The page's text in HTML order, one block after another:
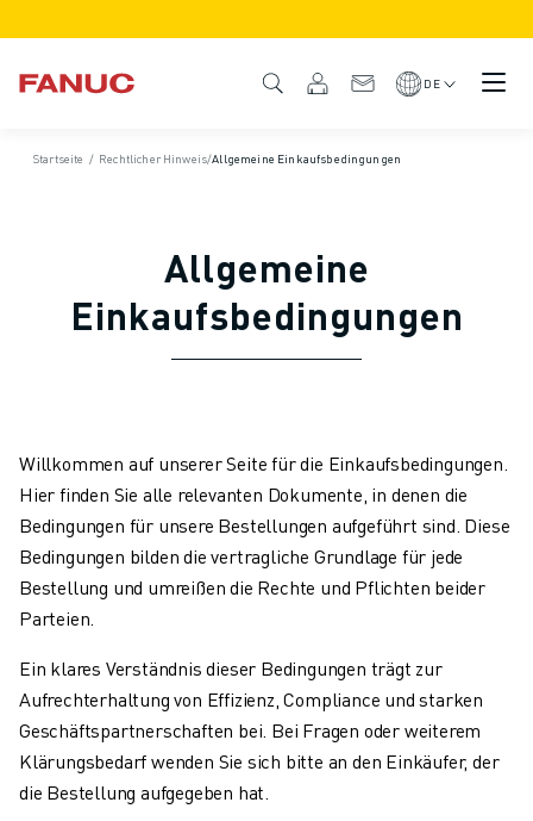
PRODUKTÜBERSICHT
CNC-FUNKTIONEN/OPTIONEN
INDIVIDUALISIERUNG
SIMULATION - DIGITALER ZWILLING
CNC-NACHHALTIGKEIT
ROBOTER
ROBOTERFILTER
INDUSTRIEROBOTER
KOLLABORATIVE ROBOTER
ROBOTERPALETTE
ROBOTER-STEUERUNGEN
ROBOTER-SOFTWARE
SIMULATIONSSOFTWARE
ROBOTIK-PRODUKTE FÜR DEN BILDUNGSBEREICH
ROBOTER-AUTOMATISIERUNG
KOMPAKTE CNC-BEARBEITUNGSZENTREN
DE
Startseite / Rechtlicher Hinweis/Allgemeine Einkaufsbedingungen
Allgemeine
Einkaufsbedingungen
Willkommen auf unserer Seite für die Einkaufsbedingungen.
Hier finden Sie alle relevanten Dokumente, in denen die
Bedingungen für unsere Bestellungen aufgeführt sind. Diese
Bedingungen bilden die vertragliche Grundlage für jede
Bestellung und umreißen die Rechte und Pflichten beider
Parteien.
Ein klares Verständnis dieser Bedingungen trägt zur
Aufrechterhaltung von Effizienz, Compliance und starken
Geschäftspartnerschaften bei. Bei Fragen oder weiterem
Klärungsbedarf wenden Sie sich bitte an den Einkäufer, der
die Bestellung aufgegeben hat.